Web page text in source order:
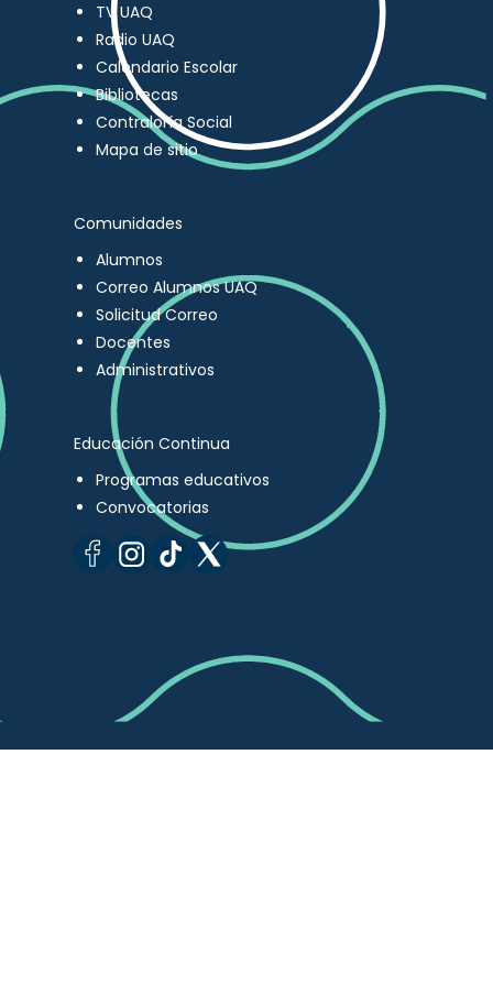
TV UAQ
Radio UAQ
Calendario Escolar
Bibliotecas
Contraloría Social
Mapa de sitio
Comunidades
Alumnos
Correo Alumnos UAQ
Solicitud Correo
Docentes
Administrativos
Educación Continua
Programas educativos
Convocatorias